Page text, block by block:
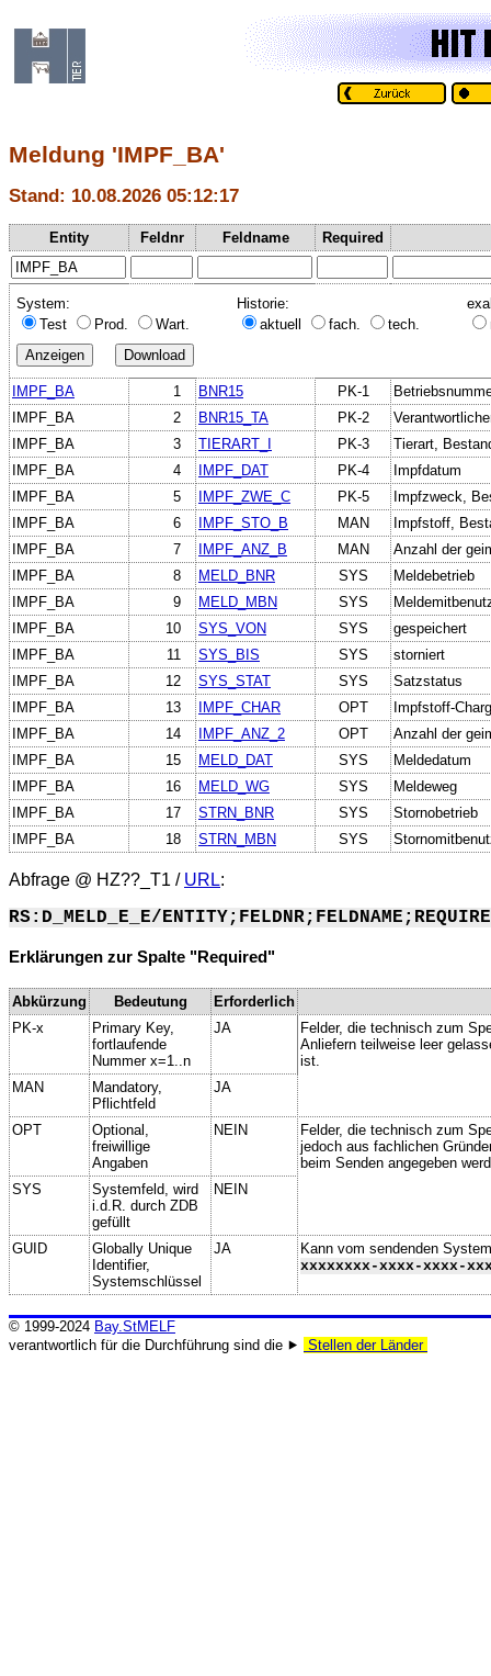
Meldung 'IMPF_BA'
Stand: 10.08.2026 05:12:17
Entity Feldnr Feldname Required
System:
Test
Prod. Wart.
Historie:
aktuell
fach. tech.
IMPF_BA 1 BNR15 PK-1
IMPF_BA
2 BNR15_TA PK-2
IMPF_BA
3 TIERART_I PK-3
Tierart,
IMPF_BA
4 IMPF_DAT PK-4
Impfdatum
IMPF_BA
5 IMPF_ZWE_C PK-5
Impfzweck,
IMPF_BA
6 IMPF_STO_B MAN
Impfstoff,
IMPF_BA
7 IMPF_ANZ_B MAN
Anzahl der
IMPF_BA
8 MELD_BNR SYS
Meldebetrieb
IMPF_BA
9 MELD_MBN SYS
IMPF_BA
10 SYS_VON SYS
gespeichert
IMPF_BA
11 SYS_BIS SYS
storniert
IMPF_BA
12 SYS_STAT SYS
Satzstatus
IMPF_BA
13 IMPF_CHAR OPT
Impfstoff-
IMPF_BA
14 IMPF_ANZ_2 OPT
Anzahl der
IMPF_BA
15 MELD_DAT SYS
Meldedatum
IMPF_BA
16 MELD_WG SYS
Meldeweg
IMPF_BA
17 STRN_BNR SYS
Stornobetrieb
IMPF_BA
18 STRN_MBN SYS
Abfrage @ HZ??_T1 / URL:
RS:D_MELD_E_E/
Erklärungen zur Spalte "Required"
Abkürzung Bedeutung
Erforderlich
PK-x
Primary Key,
fortlaufende
Nummer x=1..n
JA
Felder, die technisch zum
Anliefern teilweise leer
ist.
MAN
Mandatory,
Pflichtfeld
JA
OPT
Optional,
freiwillige
Angaben
NEIN
Felder, die technisch zum
jedoch aus fachlichen
beim Senden angegeben
SYS
Systemfeld, wird
i.d.R. durch ZDB
gefüllt
NEIN
GUID
Globally Unique
Identifier,
Systemschlüssel
JA
Kann vom sendenden
xxxxxxxx-xxxx-xxxx-
© 1999-2024 Bay.StMELF
verantwortlich für die Durchführung sind die ⯈
Stellen der Länder